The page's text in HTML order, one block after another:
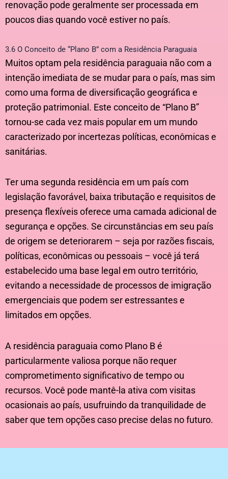
renovação pode geralmente ser processada em
poucos dias quando você estiver no país.
3.6 O Conceito de “Plano B” com a Residência Paraguaia
Muitos optam pela residência paraguaia não com a
intenção imediata de se mudar para o país, mas sim
como uma forma de diversificação geográfica e
proteção patrimonial. Este conceito de “Plano B”
tornou-se cada vez mais popular em um mundo
caracterizado por incertezas políticas, econômicas e
sanitárias.
Ter uma segunda residência em um país com
legislação favorável, baixa tributação e requisitos de
presença flexíveis oferece uma camada adicional de
segurança e opções. Se circunstâncias em seu país
de origem se deteriorarem – seja por razões fiscais,
políticas, econômicas ou pessoais – você já terá
estabelecido uma base legal em outro território,
evitando a necessidade de processos de imigração
emergenciais que podem ser estressantes e
limitados em opções.
A residência paraguaia como Plano B é
particularmente valiosa porque não requer
comprometimento significativo de tempo ou
recursos. Você pode mantê-la ativa com visitas
ocasionais ao país, usufruindo da tranquilidade de
saber que tem opções caso precise delas no futuro.